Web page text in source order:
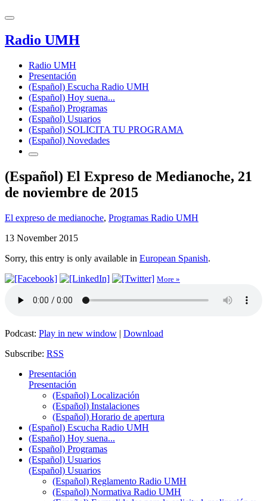
Radio UMH
Radio UMH
Presentación
(Español) Escucha Radio UMH
(Español) Hoy suena...
(Español) Programas
(Español) Usuarios
(Español) SOLICITA TU PROGRAMA
(Español) Novedades
(Español) El Expreso de Medianoche, 21
de noviembre de 2015
El expreso de medianoche, Programas Radio UMH
13 November 2015
Sorry, this entry is only available in European Spanish.
More »
Podcast: Play in new window | Download
Subscribe: RSS
Presentación
Presentación
(Español) Localización
(Español) Instalaciones
(Español) Horario de apertura
(Español) Escucha Radio UMH
(Español) Hoy suena...
(Español) Programas
(Español) Usuarios
(Español) Usuarios
(Español) Reglamento Radio UMH
(Español) Normativa Radio UMH